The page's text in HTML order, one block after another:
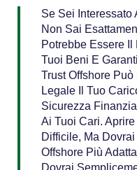
Se Sei Interessato
Non Sai
Potrebbe Essere Il
Tuoi Beni E
Trust Offshore
Legale Il Tuo
Sicurezza
Ai Tuoi Cari.
Difficile, Ma
Offshore Più
Dovrai